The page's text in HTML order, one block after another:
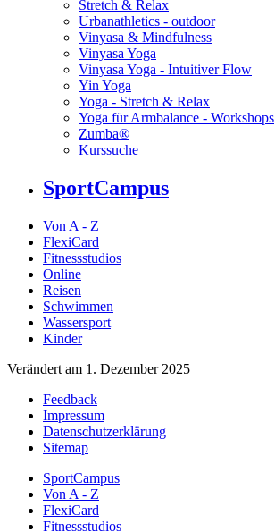
Stretch & Relax
Urbanathletics - outdoor
Vinyasa & Mindfulness
Vinyasa Yoga
Vinyasa Yoga - Intuitiver Flow
Yin Yoga
Yoga - Stretch & Relax
Yoga für Armbalance - Workshops
Zumba®
Kurssuche
SportCampus
Von A - Z
FlexiCard
Fitnessstudios
Online
Reisen
Schwimmen
Wassersport
Kinder
Verändert am 1. Dezember 2025
Feedback
Impressum
Datenschutzerklärung
Sitemap
SportCampus
Von A - Z
FlexiCard
Fitnessstudios